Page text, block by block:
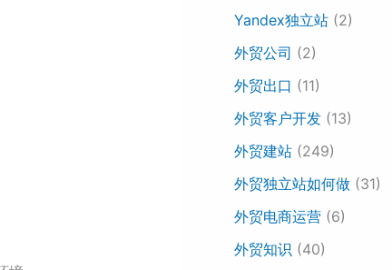
Yandex独立站 (2)
外贸公司 (2)
外贸出口 (11)
外贸客户开发 (13)
外贸建站 (249)
外贸独立站如何做 (31)
外贸电商运营 (6)
外贸知识 (40)